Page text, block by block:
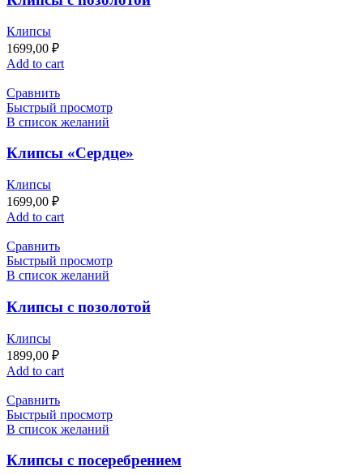
Клипсы
1699,00 ₽
Add to cart
Сравнить
Быстрый просмотр
В список желаний
Клипсы «Сердце»
Клипсы
1699,00 ₽
Add to cart
Сравнить
Быстрый просмотр
В список желаний
Клипсы с позолотой
Клипсы
1899,00 ₽
Add to cart
Сравнить
Быстрый просмотр
В список желаний
Клипсы c посеребрением